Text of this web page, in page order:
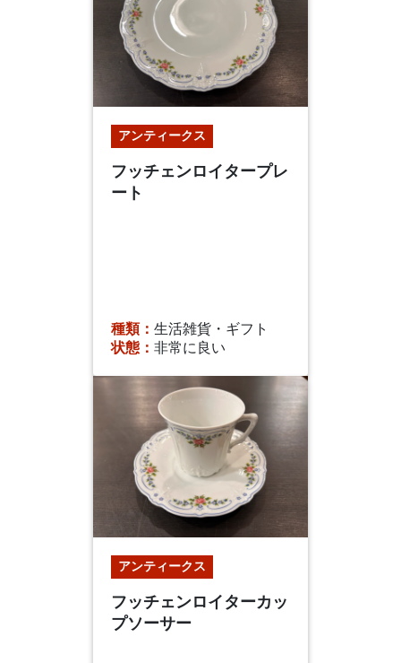
アンティークス
フッチェンロイタープレ
ート
種類： 生活雑貨・ギフト
状態： 非常に良い
アンティークス
フッチェンロイターカッ
プソーサー